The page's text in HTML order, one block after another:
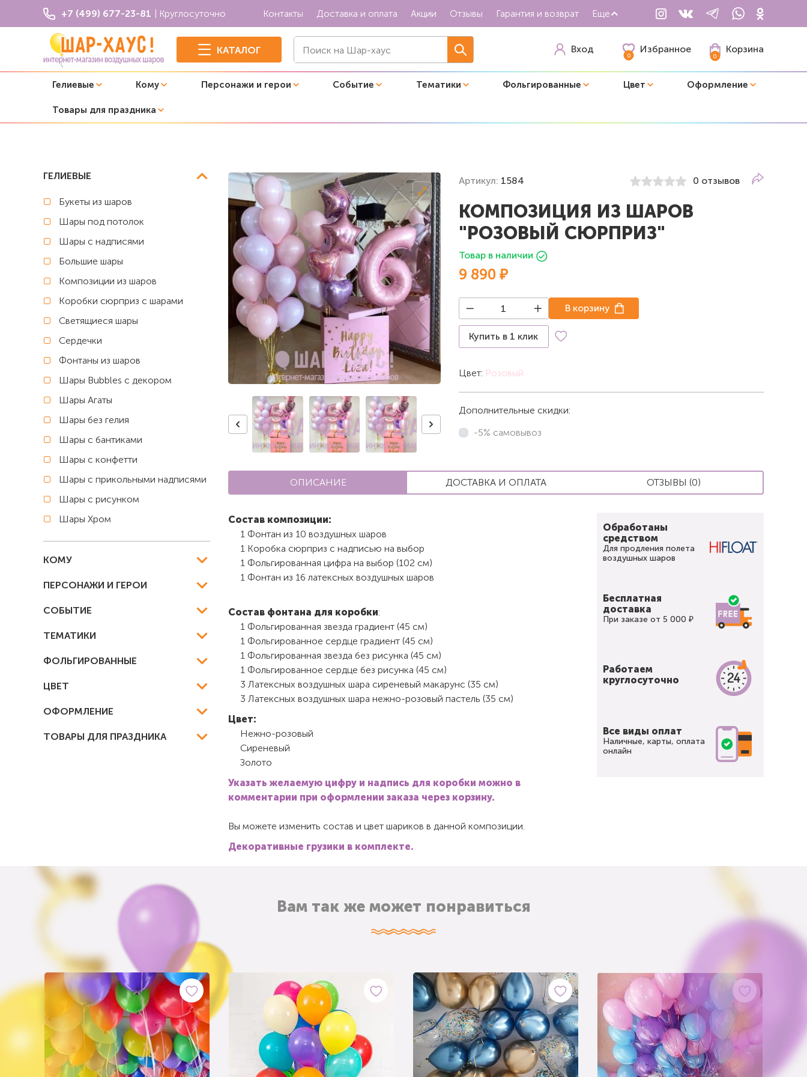
+7 (499) 677-23-81 | Круглосуточно Контакты Доставка и оплата Акции Отзывы Гарантия и возврат Еще
КАТАЛОГ Вход
0
Избранное
0
Корзина
Гелиевые Кому Персонажи и герои Событие Тематики Фольгированные Цвет Оформление
Товары для праздника
Композиции из шаров
ГЕЛИЕВЫЕ
Букеты из шаров
Шары под потолок
Шары с надписями
Большие шары
Композиции из шаров
Коробки сюрприз с шарами
Светящиеся шары
Сердечки
Фонтаны из шаров
Шары Bubbles с декором
Шары Агаты
Шары без гелия
Шары с бантиками
Шары с конфетти
Шары с прикольными надписями
Шары с рисунком
Шары Хром
КОМУ
ПЕРСОНАЖИ И ГЕРОИ
СОБЫТИЕ
ТЕМАТИКИ
ФОЛЬГИРОВАННЫЕ
ЦВЕТ
ОФОРМЛЕНИЕ
ТОВАРЫ ДЛЯ ПРАЗДНИКА
Артикул: 1584 0 отзывов
КОМПОЗИЦИЯ ИЗ ШАРОВ
"РОЗОВЫЙ СЮРПРИЗ"
Товар в наличии
9 890 ₽
Купить в 1 клик
В корзину
Цвет: Розовый
Дополнительные скидки:
-5% самовывоз
ОПИСАНИЕ ДОСТАВКА И ОПЛАТА ОТЗЫВЫ (0)
Состав композиции:
1 Фонтан из 10 воздушных шаров
1 Коробка сюрприз с надписью на выбор
1 Фольгированная цифра на выбор (102 см)
1 Фонтан из 16 латексных воздушных шаров
Состав фонтана для коробки:
1 Фольгированная звезда градиент (45 см)
1 Фольгированное сердце градиент (45 см)
1 Фольгированная звезда без рисунка (45 см)
1 Фольгированное сердце без рисунка (45 см)
3 Латексных воздушных шара сиреневый макарунс (35 см)
3 Латексных воздушных шара нежно-розовый пастель (35 см)
Цвет:
Нежно-розовый
Сиреневый
Золото
Указать желаемую цифру и надпись для коробки можно в
комментарии при оформлении заказа через корзину.
Вы можете изменить состав и цвет шариков в данной композиции.
Декоративные грузики в комплекте.
Обработаны
средством
Для продления полета
воздушных шаров
Бесплатная
доставка
При заказе от 5 000 ₽
Работаем
круглосуточно
Все виды оплат
Наличные, карты, оплата
онлайн
Вам так же может понравиться